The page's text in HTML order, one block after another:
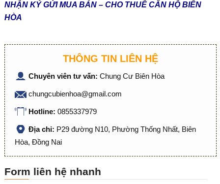
NHẬN KÝ GỬI MUA BÁN – CHO THUÊ CĂN HỘ BIÊN
HÒA
THÔNG TIN LIÊN HỆ
Chuyên viên tư vấn: Chung Cư Biên Hòa
chungcubienhoa@gmail.com
Hotline: 0855337979
Địa chỉ: P29 đường N10, Phường Thống Nhất, Biên
Hòa, Đồng Nai
Form liên hệ nhanh